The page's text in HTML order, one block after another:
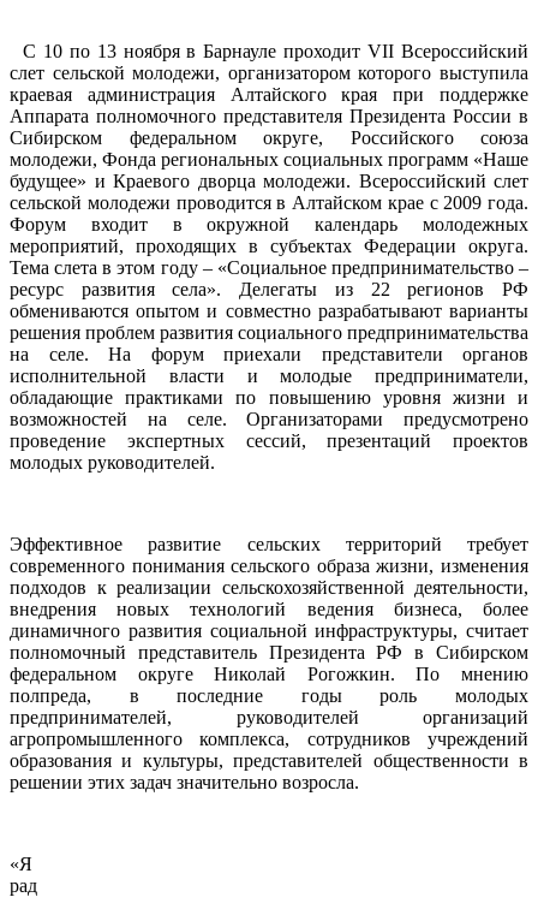
С 10 по 13 ноября в Барнауле проходит VII Всероссийский
слет сельской молодежи, организатором которого выступила
краевая администрация Алтайского края при поддержке
Аппарата полномочного представителя Президента России в
Сибирском федеральном округе, Российского союза
молодежи, Фонда региональных социальных программ «Наше
будущее» и Краевого дворца молодежи. Всероссийский слет
сельской молодежи проводится в Алтайском крае с 2009 года.
Форум входит в окружной календарь молодежных
мероприятий, проходящих в субъектах Федерации округа.
Тема слета в этом году – «Социальное предпринимательство –
ресурс развития села». Делегаты из 22 регионов РФ
обмениваются опытом и совместно разрабатывают варианты
решения проблем развития социального предпринимательства
на селе. На форум приехали представители органов
исполнительной власти и молодые предприниматели,
обладающие практиками по повышению уровня жизни и
возможностей на селе. Организаторами предусмотрено
проведение экспертных сессий, презентаций проектов
молодых руководителей.
Эффективное развитие сельских территорий требует
современного понимания сельского образа жизни, изменения
подходов к реализации сельскохозяйственной деятельности,
внедрения новых технологий ведения бизнеса, более
динамичного развития социальной инфраструктуры, считает
полномочный представитель Президента РФ в Сибирском
федеральном округе Николай Рогожкин. По мнению
полпреда, в последние годы роль молодых
предпринимателей, руководителей организаций
агропромышленного комплекса, сотрудников учреждений
образования и культуры, представителей общественности в
решении этих задач значительно возросла.
«Я
рад